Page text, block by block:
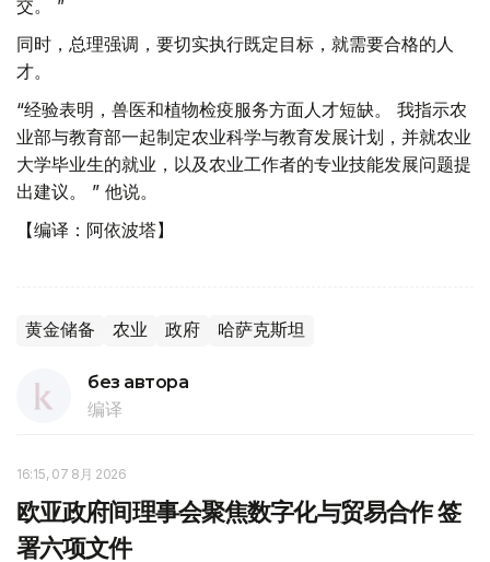
交。 ”
同时，总理强调，要切实执行既定目标，就需要合格的人
才。
“经验表明，兽医和植物检疫服务方面人才短缺。 我指示农
业部与教育部一起制定农业科学与教育发展计划，并就农业
大学毕业生的就业，以及农业工作者的专业技能发展问题提
出建议。 ” 他说。
【编译：阿依波塔】
黄金储备 农业 政府 哈萨克斯坦
без автора
编译
16:15, 07 8月 2026
欧亚政府间理事会聚焦数字化与贸易合作 签
署六项文件